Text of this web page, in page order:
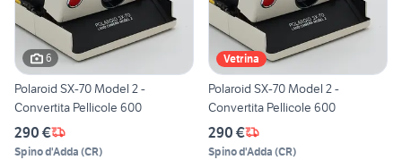
6
Polaroid SX-70 Model 2 -
Convertita Pellicole 600
290 €
Spino d'Adda (CR)
Vetrina
Polaroid SX-70 Model 2 -
Convertita Pellicole 600
290 €
Spino d'Adda (CR)